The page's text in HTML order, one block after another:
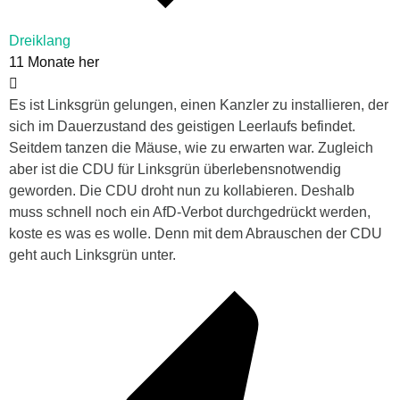
Dreiklang
11 Monate her
Es ist Linksgrün gelungen, einen Kanzler zu installieren, der
sich im Dauerzustand des geistigen Leerlaufs befindet.
Seitdem tanzen die Mäuse, wie zu erwarten war. Zugleich
aber ist die CDU für Linksgrün überlebensnotwendig
geworden. Die CDU droht nun zu kollabieren. Deshalb
muss schnell noch ein AfD-Verbot durchgedrückt werden,
koste es was es wolle. Denn mit dem Abrauschen der CDU
geht auch Linksgrün unter.